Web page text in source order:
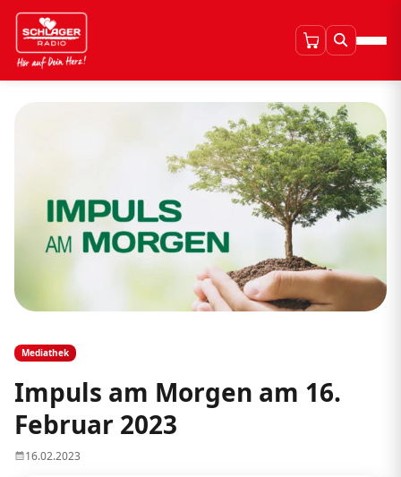
Mediathek
Impuls am Morgen am 16.
Februar 2023
16.02.2023